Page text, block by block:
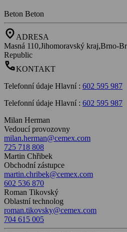
Beton Beton
location_on ADRESA
Masná 110,Jihomoravský kraj,Brno-
Republic
callKONTAKT
Telefonní údaje Hlavní : 602 595 987
Telefonní údaje Hlavní : 602 595 987
Milan Herman
Vedoucí provozovny
milan.herman@cemex.com
725 718 808
Martin Chřibek
Obchodní zástupce
martin.chribek@cemex.com
602 536 870
Roman Tikovský
Oblastní technolog
roman.tikovsky@cemex.com
704 615 005